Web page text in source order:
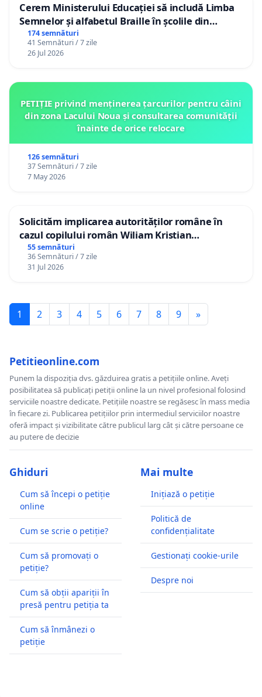
Cerem Ministerului Educației să includă Limba
Semnelor și alfabetul Braille în școlile din
Republica Moldova!
174 semnături
41 Semnături / 7 zile
26 Jul 2026
PETIȚIE privind menținerea țarcurilor pentru câini
din zona Lacului Noua și consultarea comunității
înainte de orice relocare
126 semnături
37 Semnături / 7 zile
7 May 2026
Solicităm implicarea autorităților române în
cazul copilului român Wiliam Kristian
Gheorghe, aflat în plasament în Danemarca de
12 ani
55 semnături
36 Semnături / 7 zile
31 Jul 2026
1 2 3 4 5 6 7 8 9 »
Petitieonline.com
Punem la dispoziția dvs. găzduirea gratis a petițiile online. Aveți
posibilitatea să publicați petiții online la un nivel profesional folosind
serviciile noastre dedicate. Petițiile noastre se regăsesc în mass media
în fiecare zi. Publicarea petițiilor prin intermediul serviciilor noastre
oferă impact și vizibilitate către publicul larg cât și către persoane ce
au putere de decizie
Ghiduri
Cum să începi o petiție
online
Cum se scrie o petiție?
Cum să promovați o
petiție?
Cum să obții apariții în
presă pentru petiția ta
Cum să înmânezi o
petiție
Mai multe
Inițiază o petiție
Politică de
confidențialitate
Gestionați cookie-urile
Despre noi